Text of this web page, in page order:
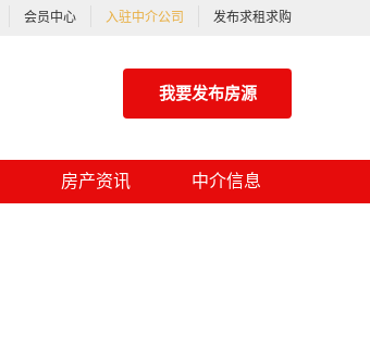
会员中心 入驻中介公司 发布求租求购
我要发布房源
房产资讯 中介信息